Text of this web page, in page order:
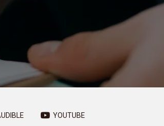
YOUTUBE